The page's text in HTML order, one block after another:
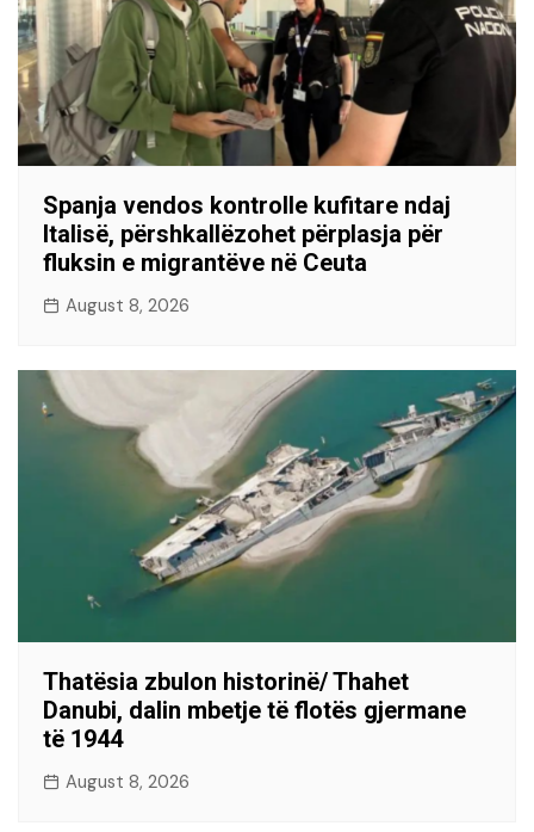
Spanja vendos kontrolle kufitare ndaj
Italisë, përshkallëzohet përplasja për
fluksin e migrantëve në Ceuta
August 8, 2026
Thatësia zbulon historinë/ Thahet
Danubi, dalin mbetje të flotës gjermane
të 1944
August 8, 2026